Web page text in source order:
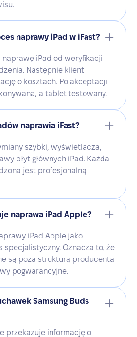
naprawy iPad w iFast?
naprawę iPad od weryfikacji
Następnie klient
o kosztach. Po akceptacji
a tablet testowany.
naprawia iFast?
szybki, wyświetlacza,
płyt głównych iPad. Każda
jest profesjonalną
naprawa iPad Apple?
iPad Apple jako
specjalistyczny. Oznacza to, że
są poza strukturą producenta
pogwarancyjne.
Samsung Buds
przekazuje informację o